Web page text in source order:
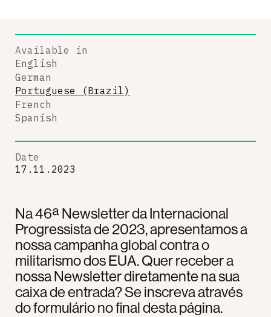
Na 46ª Newsletter da Internacional
Progressista de 2023, apresentamos a
nossa campanha global contra o
militarismo dos EUA. Quer receber a
nossa Newsletter diretamente na sua
caixa de entrada? Se inscreva através
do formulário no final desta página.
Available in
English
German
Portuguese (Brazil)
French
Spanish
Date
17.11.2023